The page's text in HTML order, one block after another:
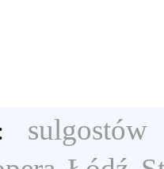
sulgostów